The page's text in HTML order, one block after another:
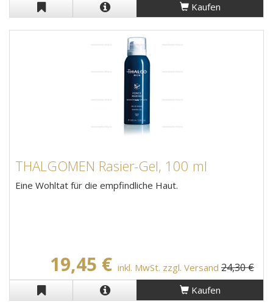
Kaufen
THALGOMEN Rasier-Gel, 100 ml
Eine Wohltat für die empfindliche Haut.
19,45 € inkl. MwSt. zzgl. Versand 24,30 €
Kaufen